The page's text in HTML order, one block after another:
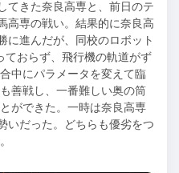
てきた奈良高専と、前日のテ
高専の戦い。結果的に奈良高
に進んだが、同校のロボット
ておらず、飛行機の軌道がず
中にパラメータを変えて臨
善戦し、一番難しい奥の筒
ができた。一時は奈良高専
いだった。どちらも優劣をつ